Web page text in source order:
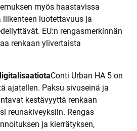
myös haastavissa
luotettavuus ja
EU:n rengasmerkinnän
renkaan ylivertaista
Conti Urban HA 5 on
ajatellen. Paksu sivuseinä ja
kestävyyttä renkaan
reunakiveyksiin. Rengas
ja kierrätyksen,